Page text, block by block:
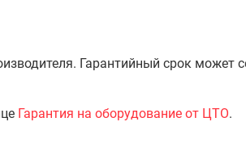
Гарантийный срок может
Гарантия на оборудование от ЦТО.